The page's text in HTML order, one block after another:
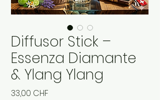
Diffusor Stick –
Essenza Diamante
& Ylang Ylang
33,00 CHF